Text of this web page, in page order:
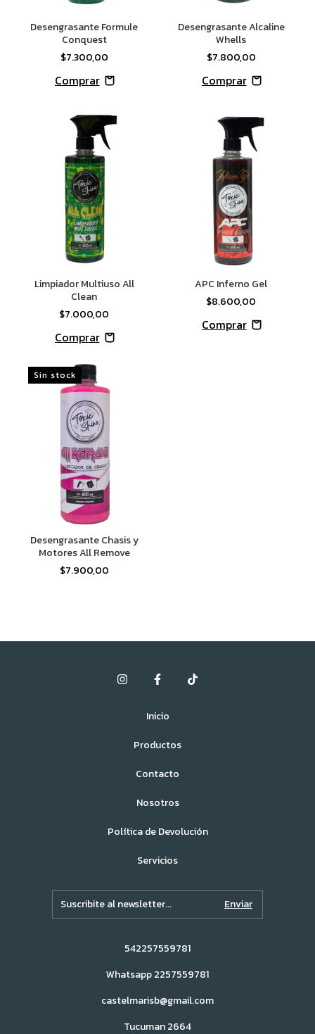
Desengrasante Formule
Conquest
$7.300,00
Desengrasante Alcaline
Whells
$7.800,00
Limpiador Multiuso All
Clean
$7.000,00
APC Inferno Gel
$8.600,00
Sin stock
Desengrasante Chasis y
Motores All Remove
$7.900,00
Inicio
Productos
Contacto
Nosotros
Política de Devolución
Servicios
542257559781
Whatsapp 2257559781
castelmarisb@gmail.com
Tucuman 2664